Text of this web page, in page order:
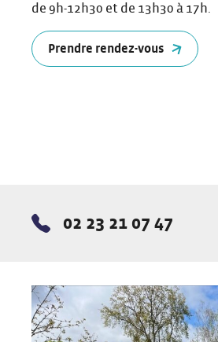
de 9h-12h30 et de 13h30 à 17h.
Prendre rendez-vous
Téléphone :
02 23 21 07 47